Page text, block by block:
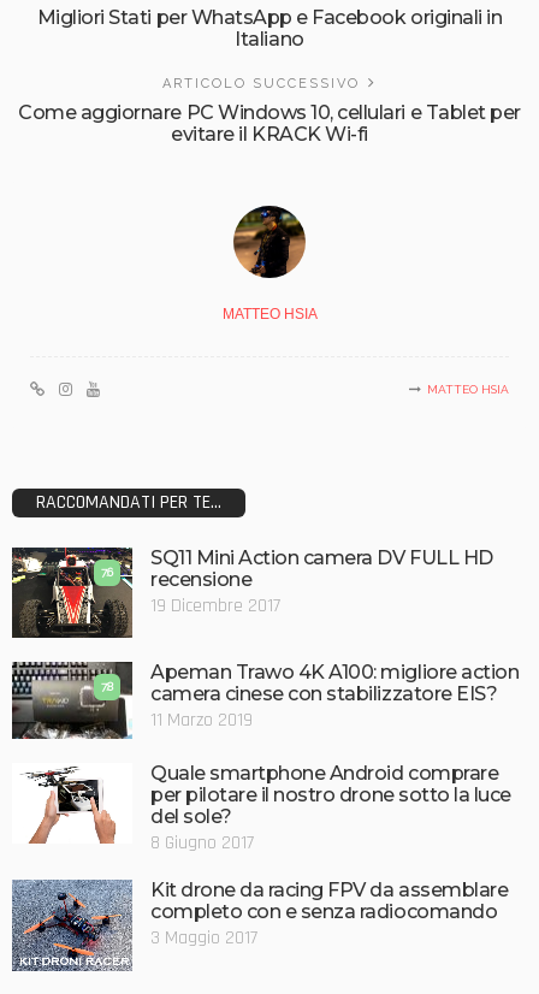
Migliori Stati per WhatsApp e Facebook originali in
Italiano
ARTICOLO SUCCESSIVO
Come aggiornare PC Windows 10, cellulari e Tablet per
evitare il KRACK Wi-fi
MATTEO HSIA
MATTEO HSIA
RACCOMANDATI PER TE...
7.6
SQ11 Mini Action camera DV FULL HD
recensione
19 Dicembre 2017
7.8
Apeman Trawo 4K A100: migliore action
camera cinese con stabilizzatore EIS?
11 Marzo 2019
Quale smartphone Android comprare
per pilotare il nostro drone sotto la luce
del sole?
8 Giugno 2017
Kit drone da racing FPV da assemblare
completo con e senza radiocomando
3 Maggio 2017